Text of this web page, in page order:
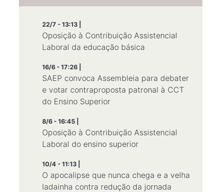
22/7 - 13:13 |
Oposição à Contribuição Assistencial
Laboral da educação básica
16/6 - 17:26 |
SAEP convoca Assembleia para debater
e votar contraproposta patronal à CCT
do Ensino Superior
8/6 - 16:45 |
Oposição à Contribuição Assistencial
Laboral do ensino superior
10/4 - 11:13 |
O apocalipse que nunca chega e a velha
ladainha contra redução da jornada